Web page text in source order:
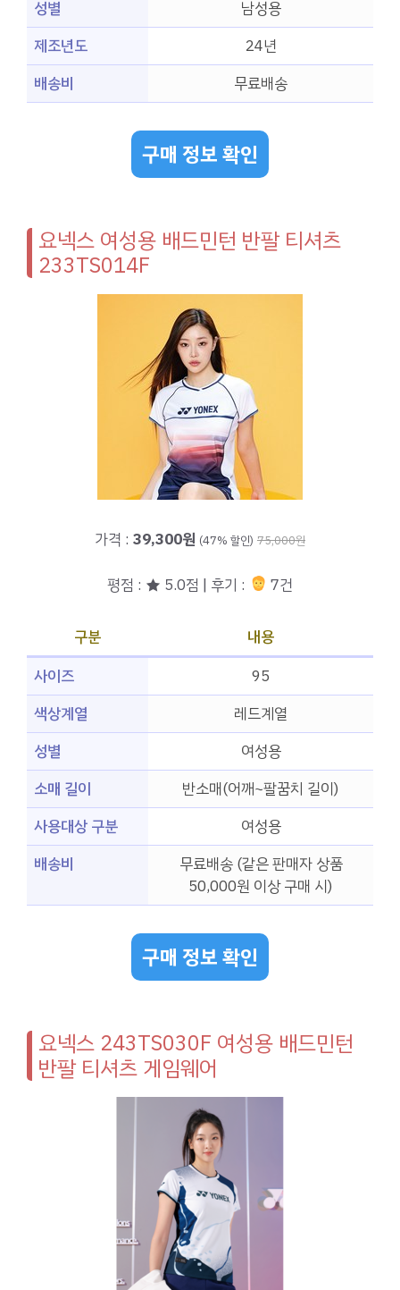
성별
남성용
제조년도
24년
배송비
무료배송
구매 정보 확인
요넥스 여성용 배드민턴 반팔 티셔츠
233TS014F
가격 : 39,300원 (47% 할인) 75,000원
평점 : ★ 5.0점 | 후기 : 7건
구분
내용
사이즈
95
색상계열
레드계열
성별
여성용
소매 길이
반소매(어깨~팔꿈치 길이)
사용대상 구분
여성용
배송비
무료배송 (같은 판매자 상품
50,000원 이상 구매 시)
구매 정보 확인
요넥스 243TS030F 여성용 배드민턴
반팔 티셔츠 게임웨어